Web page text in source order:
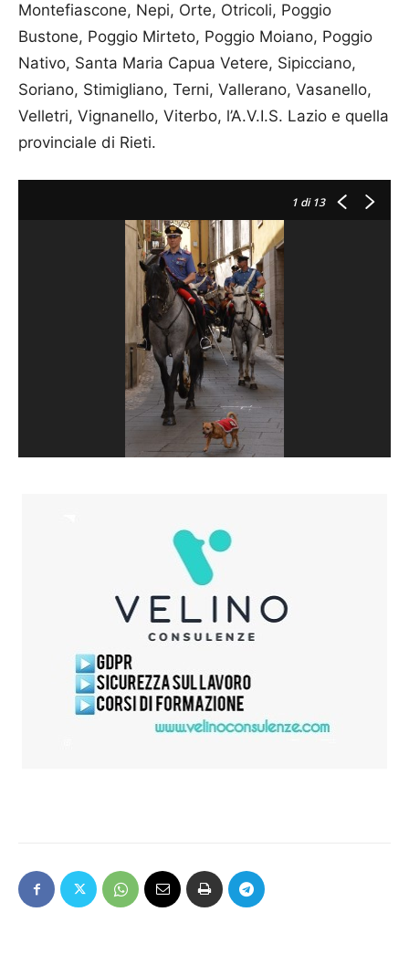
Montefiascone, Nepi, Orte, Otricoli, Poggio
Bustone, Poggio Mirteto, Poggio Moiano, Poggio
Nativo, Santa Maria Capua Vetere, Sipicciano,
Soriano, Stimigliano, Terni, Vallerano, Vasanello,
Velletri, Vignanello, Viterbo, l’A.V.I.S. Lazio e quella
provinciale di Rieti.
1 di 13